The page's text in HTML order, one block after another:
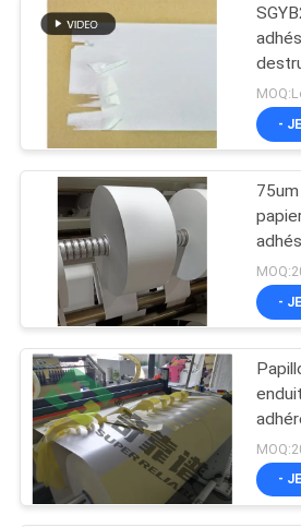
PRIVACY
POLICY
Autocollant
de code
Autocollant
d'étiquette
Matériel
pour
-
-
-